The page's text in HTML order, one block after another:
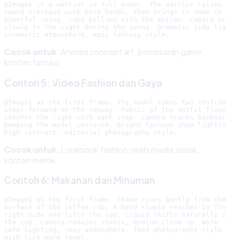
@Image1 is a warrior in full armor. The warrior
sword overhead with both hands, then brings it down in
powerful swing. Cape billows with the motion. Camera
slowly to the right during the swing. Dramatic side
Cocok untuk: Animasi concept art, pemasaran game,
konten fantasi.
Contoh 5: Video Fashion dan Gaya
@Image1 as the first frame. The model takes two
steps forward on the runway. Fabric of the outfit flows
catches the light with each step. Camera tracks
keeping the model centered. Bright fashion show
Cocok untuk: Lookbook fashion, reels media sosial,
konten merek.
Contoh 6: Makanan dan Minuman
@Image1 as the first frame. Steam rises gently from the
surface of the coffee cup. A hand slowly reaches in
right side and lifts the cup. Liquid shifts naturally
the cup. Camera remains static, medium close-up. Warm
cafe lighting, cozy atmosphere, food photography style